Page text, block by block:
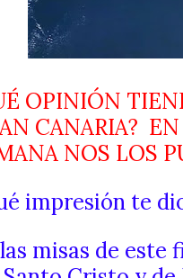
OPINIÓN
CANARIA?
NOS LOS
impresión te
misas de este